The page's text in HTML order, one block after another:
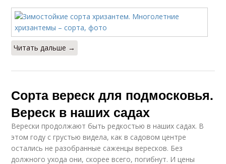
Читать дальше →
Сорта вереск для подмосковья.
Вереск в наших садах
Верески продолжают быть редкостью в наших садах. В
этом году с грустью видела, как в садовом центре
остались не разобранные саженцы вересков. Без
должного ухода они, скорее всего, погибнут. И цены